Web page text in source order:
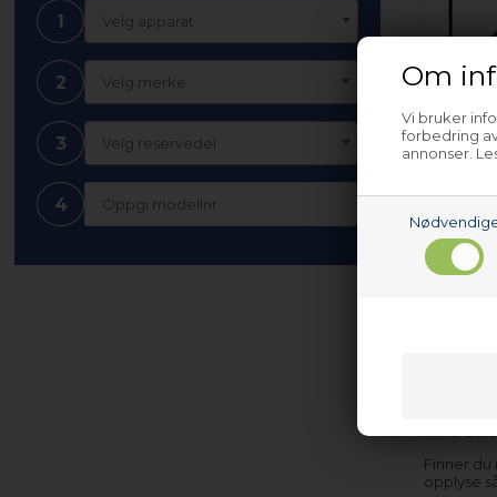
Om
Vi bruker
forbedring
annonser.
1 Velg apparat
2 Velg merke
3 Velg reservedel
4
tilfeller
Finner du
opplyse